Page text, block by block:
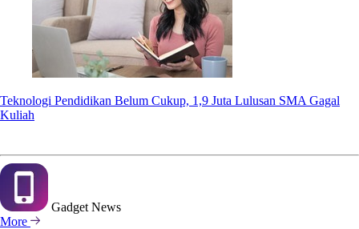
Teknologi Pendidikan Belum Cukup, 1,9 Juta Lulusan SMA Gagal
Kuliah
Gadget News
More